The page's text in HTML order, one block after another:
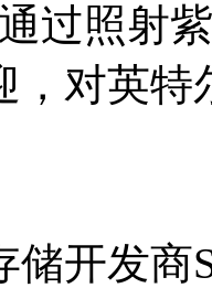
过照射
，对英
储开发商